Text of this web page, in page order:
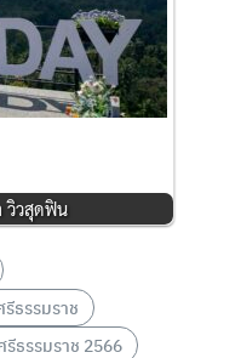
วิวสุดฟิน
ธรรมราช
รีธรรมราช 2566